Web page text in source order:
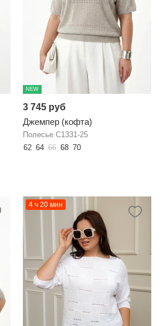
NEW
3 745 руб
Джемпер (кофта)
Полесье С1331-25
62 64 66 68 70
4 ч 20 мин